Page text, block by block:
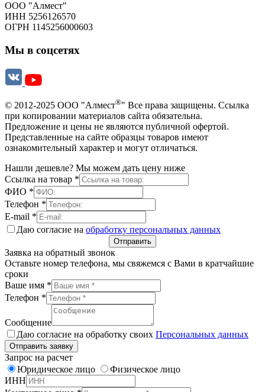
ООО "Алмест"
ИНН 5256126570
ОГРН 1145256000603
Мы в соцсетях
© 2012-2025 ООО "Алмест®" Все права защищены. Ссылка
при копировании материалов сайта обязательна.
Предложение и цены не являются публичной офертой.
Представленные на сайте образцы товаров имеют
ознакомительный характер и могут отличаться.
Нашли дешевле? Мы можем дать цену ниже
Ссылка на товар *
ФИО *
Телефон *
E-mail *
Даю согласие на обработку персональных данных
Отправить
Заявка на обратный звонок
Оставьте номер телефона, мы свяжемся с Вами в кратчайшие
сроки
Ваше имя *
Телефон *
Сообщение
Даю согласие на обработку своих Персональных данных
Отправить заявку
Запрос на расчет
Юридическое лицо
Физическое лицо
ИНН